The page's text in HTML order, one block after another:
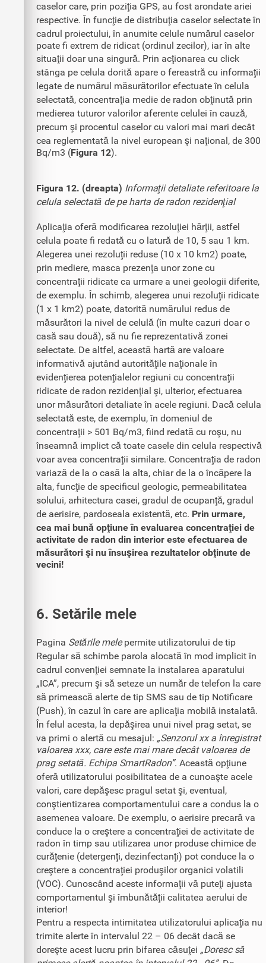
caselor care, prin poziţia GPS, au fost arondate ariei
respective. În funcţie de distribuţia caselor selectate în
cadrul proiectului, în anumite celule numărul caselor
poate fi extrem de ridicat (ordinul zecilor), iar în alte
situaţii doar una singură. Prin acţionarea cu click
stânga pe celula dorită apare o fereastră cu informaţii
legate de numărul măsurătorilor efectuate în celula
selectată, concentraţia medie de radon obţinută prin
medierea tuturor valorilor aferente celulei în cauză,
precum şi procentul caselor cu valori mai mari decât
cea reglementată la nivel european şi naţional, de 300
Bq/m3 (Figura 12).
Figura 12. (dreapta) Informaţii detaliate referitoare la
celula selectată de pe harta de radon rezidenţial
Aplicaţia oferă modificarea rezoluţiei hărţii, astfel
celula poate fi redată cu o latură de 10, 5 sau 1 km.
Alegerea unei rezoluţii reduse (10 x 10 km2) poate,
prin mediere, masca prezenţa unor zone cu
concentraţii ridicate ca urmare a unei geologii diferite,
de exemplu. În schimb, alegerea unui rezoluţii ridicate
(1 x 1 km2) poate, datorită numărului redus de
măsurători la nivel de celulă (în multe cazuri doar o
casă sau două), să nu fie reprezentativă zonei
selectate. De altfel, această hartă are valoare
informativă ajutând autorităţile naţionale în
evidenţierea potenţialelor regiuni cu concentraţii
ridicate de radon rezidenţial şi, ulterior, efectuarea
unor măsurători detaliate în acele regiuni. Dacă celula
selectată este, de exemplu, în domeniul de
concentraţii > 501 Bq/m3, fiind redată cu roşu, nu
înseamnă implict că toate casele din celula respectivă
voar avea concentraţii similare. Concentraţia de radon
variază de la o casă la alta, chiar de la o încăpere la
alta, funcţie de specificul geologic, permeabilitatea
solului, arhitectura casei, gradul de ocupanţă, gradul
de aerisire, pardoseala existentă, etc. Prin urmare,
cea mai bună opţiune în evaluarea concentraţiei de
activitate de radon din interior este efectuarea de
măsurători şi nu însuşirea rezultatelor obţinute de
vecini!
6. Setările mele
Pagina Setările melepermite utilizatorului de tip
Regular să schimbe parola alocată în mod implicit în
cadrul convenţiei semnate la instalarea aparatului
„ICA”, precum şi să seteze un număr de telefon la care
să primească alerte de tip SMS sau de tip Notificare
(Push), în cazul în care are aplicaţia mobilă instalată.
În felul acesta, la depăşirea unui nivel prag setat, se
va primi o alertă cu mesajul: „Senzorul xx a înregistrat
valoarea xxx, care este mai mare decât valoarea de
prag setată. Echipa SmartRadon”. Această opţiune
oferă utilizatorului posibilitatea de a cunoaşte acele
valori, care depăşesc pragul setat şi, eventual,
conştientizarea comportamentului care a condus la o
asemenea valoare. De exemplu, o aerisire precară va
conduce la o creştere a concentraţiei de activitate de
radon în timp sau utilizarea unor produse chimice de
curăţenie (detergenţi, dezinfectanţi) pot conduce la o
creştere a concentraţiei produşilor organici volatili
(VOC). Cunoscând aceste informaţii vă puteţi ajusta
comportamentul şi îmbunătăţii calitatea aerului de
interior!
Pentru a respecta intimitatea utilizatorului aplicaţia nu
trimite alerte în intervalul 22 – 06 decât dacă se
doreşte acest lucru prin bifarea căsuţei „Doresc să